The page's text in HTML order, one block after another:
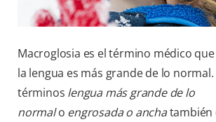
Macroglosia es el término médico
la lengua es más grande de lo normal.
términos lengua más grande de lo
normalo engrosada o anchatambién